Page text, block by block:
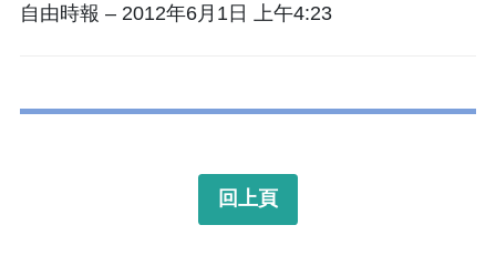
自由時報 – 2012年6月1日 上午4:23
回上頁